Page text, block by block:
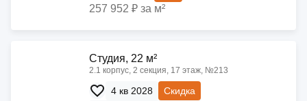
257 952 ₽ за м²
Cтудия, 22 м²
2.1 корпус, 2 секция, 17 этаж, №213
4 кв 2028
Скидка